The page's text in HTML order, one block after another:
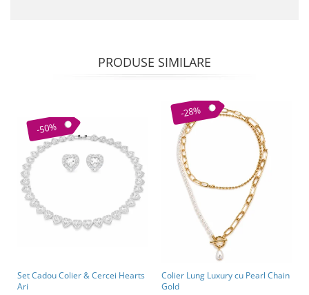
PRODUSE SIMILARE
-50%
Set Cadou Colier & Cercei Hearts
Ari
-28%
Colier Lung Luxury cu Pearl Chain
Gold